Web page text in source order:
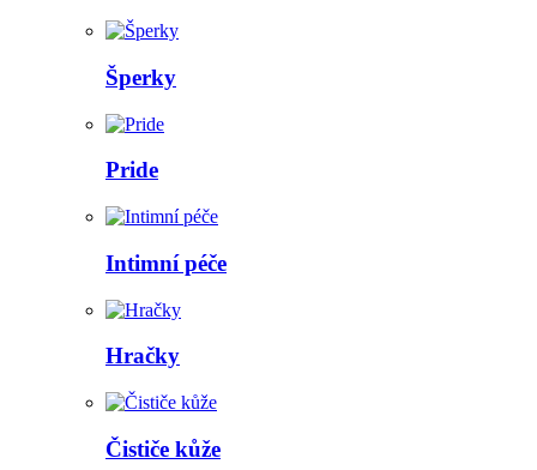
Šperky
Pride
Intimní péče
Hračky
Čističe kůže